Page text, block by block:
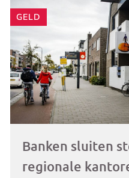
GELD
Banken sluiten
regionale